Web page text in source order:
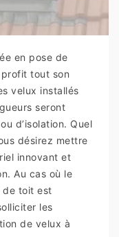
en pose de
tout son
velux installés
seront
d’isolation. Quel
désirez mettre
innovant et
Au cas où le
de toit est
les
de velux à